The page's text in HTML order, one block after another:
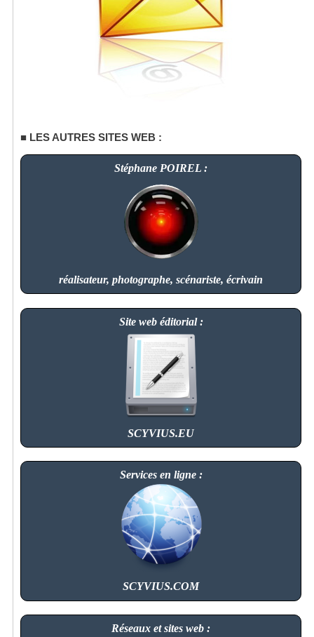
LES AUTRES SITES WEB :
Stéphane POIREL :
réalisateur, photographe, scénariste, écrivain
Site web éditorial :
SCYVIUS.EU
Services en ligne :
SCYVIUS.COM
Réseaux et sites web :